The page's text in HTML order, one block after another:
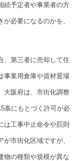
続予定者や事業者の方
必要になるのかを、
、第三者に売却して住
事業用倉庫や資材置場
大阪府は、市街化調整
条にもとづく許可が必
は工事中止命令や罰則
市街化区域ですが、
物の種類や規模が異な